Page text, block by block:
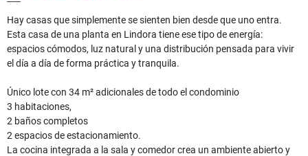
Hay casas que simplemente se sienten bien desde que uno entra.
Esta casa de una planta en Lindora tiene ese tipo de energía:
espacios cómodos, luz natural y una distribución pensada para vivir
el día a día de forma práctica y tranquila.
Único lote con 34 m² adicionales de todo el condominio
3 habitaciones,
2 baños completos
2 espacios de estacionamiento.
La cocina integrada a la sala y comedor crea un ambiente abierto y